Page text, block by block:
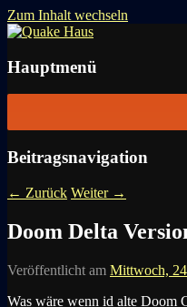
Zum Inhalt wechseln
Quake Haus
Hauptmenü
Beitragsnavigation
← Zurück Weiter →
Doom Delta
Veröffentlicht am Mittwoch,
Was wäre wenn id alte Doom